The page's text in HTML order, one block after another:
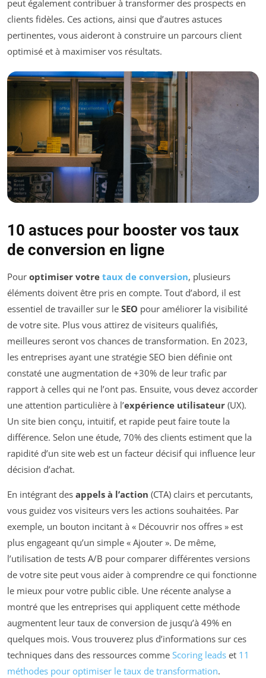
peut également contribuer à transformer des prospects en
clients fidèles. Ces actions, ainsi que d’autres astuces
pertinentes, vous aideront à construire un parcours client
optimisé et à maximiser vos résultats.
10 astuces pour booster vos taux
de conversion en ligne
Pour optimiser votre taux de conversion, plusieurs
éléments doivent être pris en compte. Tout d’abord, il est
essentiel de travailler sur le SEO pour améliorer la visibilité
de votre site. Plus vous attirez de visiteurs qualifiés,
meilleures seront vos chances de transformation. En 2023,
les entreprises ayant une stratégie SEO bien définie ont
constaté une augmentation de +30% de leur trafic par
rapport à celles qui ne l’ont pas. Ensuite, vous devez accorder
une attention particulière à l’expérience utilisateur (UX).
Un site bien conçu, intuitif, et rapide peut faire toute la
différence. Selon une étude, 70% des clients estiment que la
rapidité d’un site web est un facteur décisif qui influence leur
décision d’achat.
En intégrant des appels à l’action (CTA) clairs et percutants,
vous guidez vos visiteurs vers les actions souhaitées. Par
exemple, un bouton incitant à « Découvrir nos offres » est
plus engageant qu’un simple « Ajouter ». De même,
l’utilisation de tests A/B pour comparer différentes versions
de votre site peut vous aider à comprendre ce qui fonctionne
le mieux pour votre public cible. Une récente analyse a
montré que les entreprises qui appliquent cette méthode
augmentent leur taux de conversion de jusqu’à 49% en
quelques mois. Vous trouverez plus d’informations sur ces
techniques dans des ressources comme Scoring leads et 11
méthodes pour optimiser le taux de transformation.